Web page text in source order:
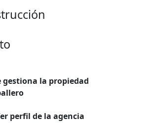
la propiedad
perfil de la agencia